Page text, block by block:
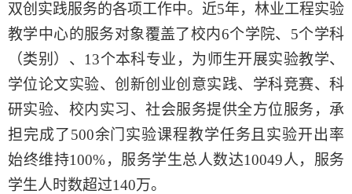
双创实践服务的各项工作中。近5年，林业工程实验
教学中心的服务对象覆盖了校内6个学院、5个学科
（类别）、13个本科专业，为师生开展实验教学、
学位论文实验、创新创业创意实践、学科竞赛、科
研实验、校内实习、社会服务提供全方位服务，承
担完成了500余门实验课程教学任务且实验开出率
始终维持100%，服务学生总人数达10049人，服务
学生人时数超过140万。